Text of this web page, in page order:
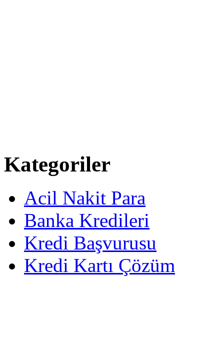
Kategoriler
Acil Nakit Para
Banka Kredileri
Kredi Başvurusu
Kredi Kartı Çözüm